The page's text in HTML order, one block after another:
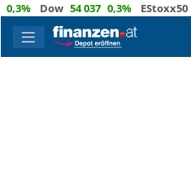
Dow 54 037 0,3% EStoxx50 6 550